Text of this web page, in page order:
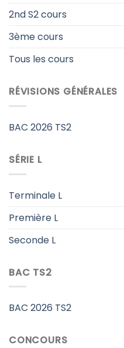
2nd S2 cours
3ème cours
Tous les cours
RÉVISIONS GÉNÉRALES
BAC 2026 TS2
SÉRIE L
Terminale L
Première L
Seconde L
BAC TS2
BAC 2026 TS2
CONCOURS